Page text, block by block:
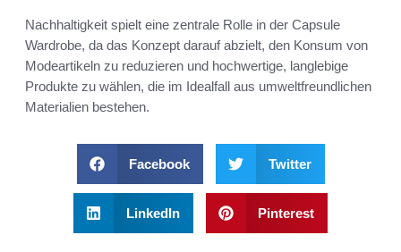
Nachhaltigkeit spielt eine zentrale Rolle in der Capsule
Wardrobe, da das Konzept darauf abzielt, den Konsum von
Modeartikeln zu reduzieren und hochwertige, langlebige
Produkte zu wählen, die im Idealfall aus umweltfreundlichen
Materialien bestehen.
Facebook Twitter
LinkedIn Pinterest